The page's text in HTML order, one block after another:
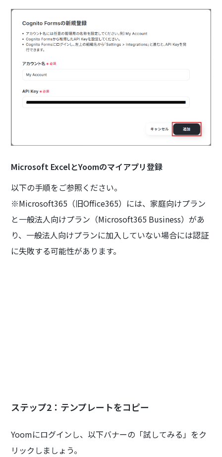
Microsoft ExcelとYoomのマイアプリ登録
以下の手順をご参照ください。
※Microsoft365（旧Office365）には、家庭向けプラン
と一般法人向けプラン（Microsoft365 Business）があ
り、一般法人向けプランに加入していない場合には認証
に失敗する可能性があります。
ステップ2：テンプレートをコピー
Yoomにログインし、以下バナーの「試してみる」をク
リックしましょう。